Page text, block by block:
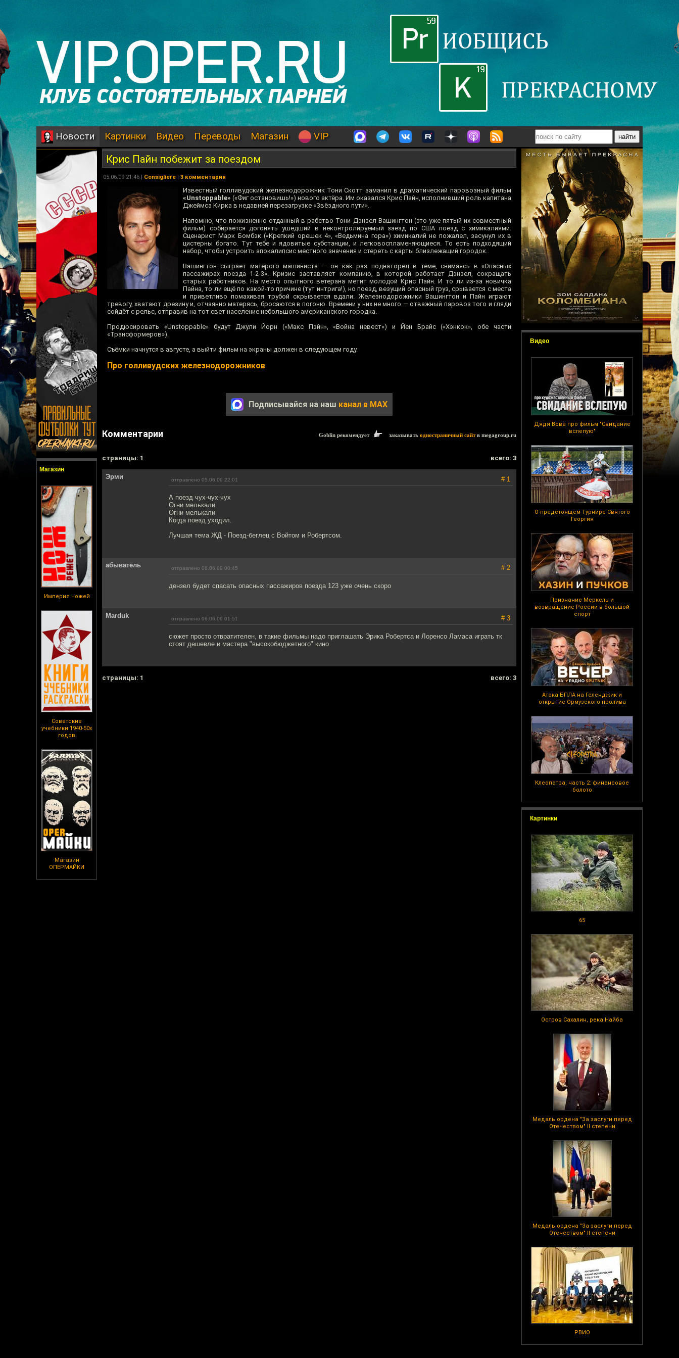
Новости Картинки Видео Переводы Магазин VIP
Магазин
Империя ножей
Советские
учебники 1940-50х
годов
Магазин
ОПЕРМАЙКИ
Видео
Дядя Вова про фильм "Свидание
вслепую"
О предстоящем Турнире Святого
Георгия
Признание Меркель и
возвращение России в большой
спорт
Атака БПЛА на Геленджик и
открытие Ормузского пролива
Клеопатра, часть 2: финансовое
болото
Картинки
65
Остров Сахалин, река Найба
Медаль ордена "За заслуги перед
Отечеством" II степени
Медаль ордена "За заслуги перед
Отечеством" II степени
РВИО
Крис Пайн побежит за поездом
05.06.09 21:46 | Consigliere | 3 комментария
Известный голливудский железнодорожник Тони Скотт заманил в драматический паровозный фильм
«Unstoppable» («Фиг остановишь!») нового актёра. Им оказался Крис Пайн, исполнивший роль капитана
Джеймса Кирка в недавней перезагрузке «Звёздного пути».
Напомню, что пожизненно отданный в рабство Тони Дэнзел Вашингтон (это уже пятый их совместный
фильм) собирается догонять ушедший в неконтролируемый заезд по США поезд с химикалиями.
Сценарист Марк Бомбэк («Крепкий орешек 4», «Ведьмина гора») химикалий не пожалел, засунул их в
цистерны богато. Тут тебе и ядовитые субстанции, и легковоспламеняющиеся. То есть подходящий
набор, чтобы устроить апокалипсис местного значения и стереть с карты близлежащий городок.
Вашингтон сыграет матёрого машиниста — он как раз поднаторел в теме, снимаясь в «Опасных
пассажирах поезда 1-2-3». Кризис заставляет компанию, в которой работает Дэнзел, сокращать
старых работников. На место опытного ветерана метит молодой Крис Пайн. И то ли из-за новичка
Пайна, то ли ещё по какой-то причине (тут интрига!), но поезд, везущий опасный груз, срывается с места
и приветливо помахивая трубой скрывается вдали. Железнодорожники Вашингтон и Пайн играют
тревогу, хватают дрезину и, отчаянно матерясь, бросаются в погоню. Времени у них не много — отважный паровоз того и гляди
сойдёт с рельс, отправив на тот свет население небольшого американского городка.
Продюсировать «Unstoppable» будут Джули Йорн («Макс Пэйн», «Война невест») и Йен Брайс («Хэнкок», обе части
«Трансформеров»).
Съёмки начнутся в августе, а выйти фильм на экраны должен в следующем году.
Про голливудских железнодорожников
Подписывайся на наш канал в MAX
Комментарии Goblin рекомендует заказывать одностраничный сайтв megagroup.ru
cтраницы: 1 всего: 3
Эрми отправлено 05.06.09 22:01 # 1
А поезд чух-чух-чух
Огни мелькали
Огни мелькали
Когда поезд уходил.
Лучшая тема ЖД - Поезд-беглец с Войтом и Робертсом.
абыватель отправлено 06.06.09 00:45 # 2
дензел будет спасать опасных пассажиров поезда 123 уже очень скоро
Marduk отправлено 06.06.09 01:51 # 3
сюжет просто отвратителен, в такие фильмы надо приглашать Эрика Робертса и Лоренсо Ламаса играть тк
стоят дешевле и мастера "высокобюджетного" кино
cтраницы: 1 всего: 3